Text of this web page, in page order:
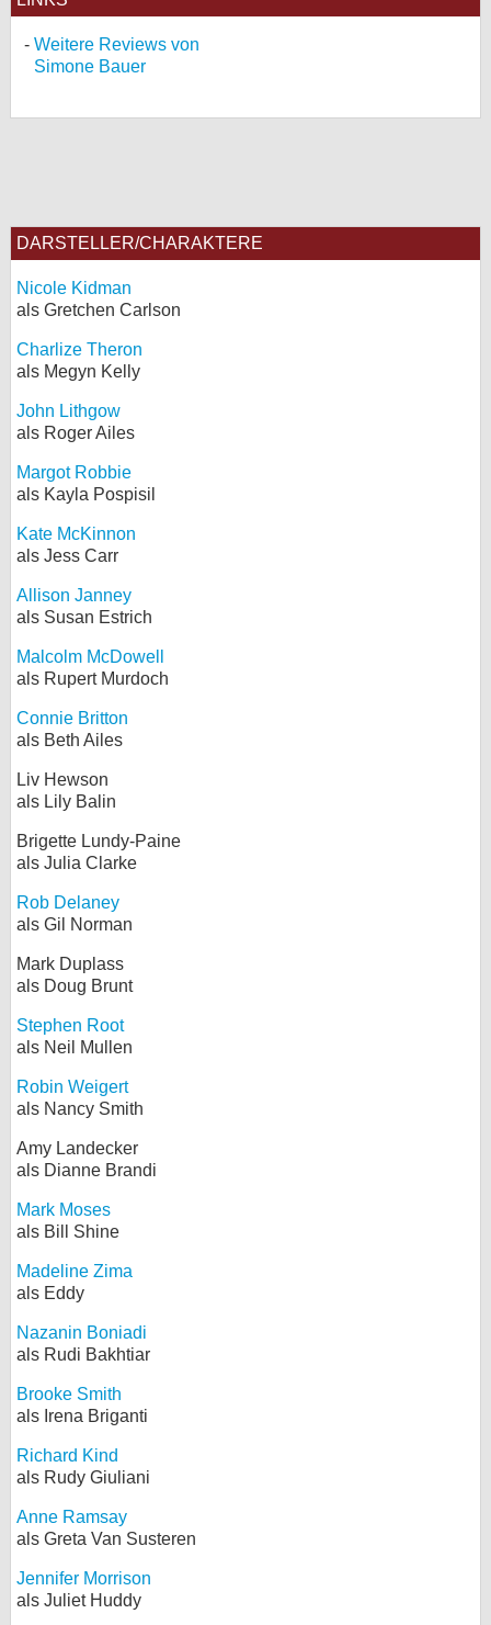
Weitere Reviews von
Simone Bauer
DARSTELLER/CHARAKTERE
Nicole Kidman
als Gretchen Carlson
Charlize Theron
als Megyn Kelly
John Lithgow
als Roger Ailes
Margot Robbie
als Kayla Pospisil
Kate McKinnon
als Jess Carr
Allison Janney
als Susan Estrich
Malcolm McDowell
als Rupert Murdoch
Connie Britton
als Beth Ailes
Liv Hewson
als Lily Balin
Brigette Lundy-Paine
als Julia Clarke
Rob Delaney
als Gil Norman
Mark Duplass
als Doug Brunt
Stephen Root
als Neil Mullen
Robin Weigert
als Nancy Smith
Amy Landecker
als Dianne Brandi
Mark Moses
als Bill Shine
Madeline Zima
als Eddy
Nazanin Boniadi
als Rudi Bakhtiar
Brooke Smith
als Irena Briganti
Richard Kind
als Rudy Giuliani
Anne Ramsay
als Greta Van Susteren
Jennifer Morrison
als Juliet Huddy